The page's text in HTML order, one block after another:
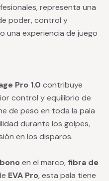
representa una
poder, control y
una experiencia de juego
Pro 1.0 contribuye
control y equilibrio de
de peso en toda la pala
durante los golpes,
en los disparos.
en el marco, fibra de
EVA Pro, esta pala tiene